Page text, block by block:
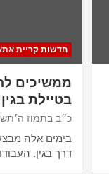
חדשות קריית
ממשיכים
בטיילת
כ״ב בתמוז
בימים אלה
דרך בגין.